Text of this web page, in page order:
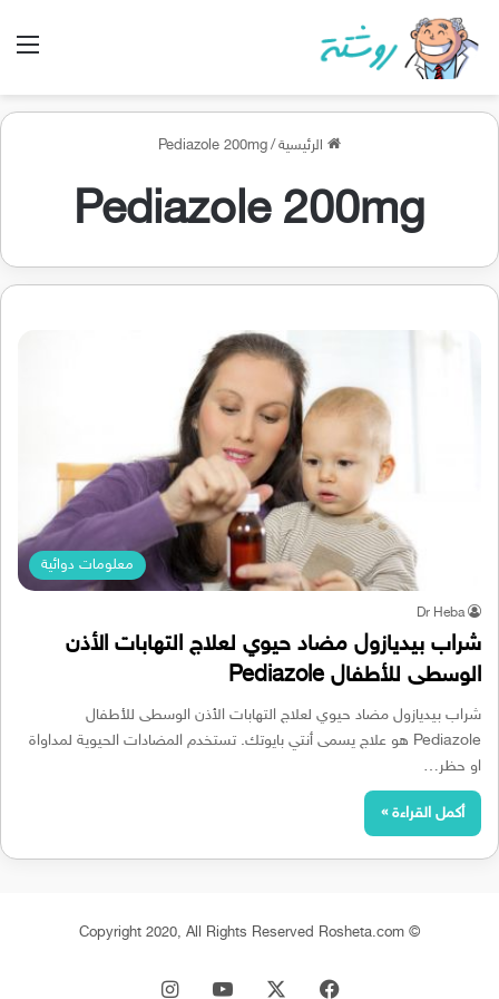
الرئيسية/
Pediazole 200mg
Pediazole 200mg
معلومات دوائية
Dr Heba
شراب بيديازول مضاد حيوي لعلاج التهابات الأذن
الوسطى للأطفال Pediazole
شراب بيديازول مضاد حيوي لعلاج التهابات الأذن الوسطى للأطفال
Pediazole هو علاج يسمى أنتي بايوتك. تستخدم المضادات الحيوية لمداواة
او حظر…
أكمل القراءة »
© Copyright 2020, All Rights Reserved Rosheta.com
فيسبوك ‫YouTube